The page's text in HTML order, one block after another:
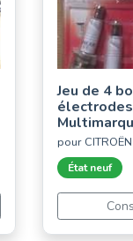
Jeu de 4
pour
État neuf